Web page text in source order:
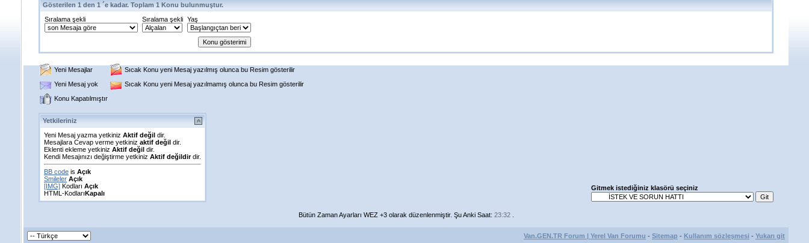
Gösterilen 1 den 1 ´e kadar. Toplam 1 Konu bulunmuştur.
Sıralama şekli
Sıralama şekli Yaş
Yeni Mesajlar
Sıcak Konu yeni Mesaj yazılmış olunca bu Resim gösterilir
Yeni Mesaj yok
Sıcak Konu yeni Mesaj yazılmamış olunca bu Resim gösterilir
Konu Kapatılmıştır
Yetkileriniz
Yeni Mesaj yazma yetkiniz Aktif değil dir.
Mesajlara Cevap verme yetkiniz aktif değil dir.
Eklenti ekleme yetkiniz Aktif değil dir.
Kendi Mesajınızı değiştirme yetkiniz Aktif değildirdir.
BB code is Açık
Smileler Açık
[IMG] Kodları Açık
HTML-KodlarıKapalı
Gitmek istediğiniz klasörü seçiniz
Bütün Zaman Ayarları WEZ +3 olarak düzenlenmiştir. Şu Anki Saat: 23:32.
Van.GEN.TR Forum | Yerel Van Forumu - Sitemap - Kullanım sözleşmesi - Yukarı git